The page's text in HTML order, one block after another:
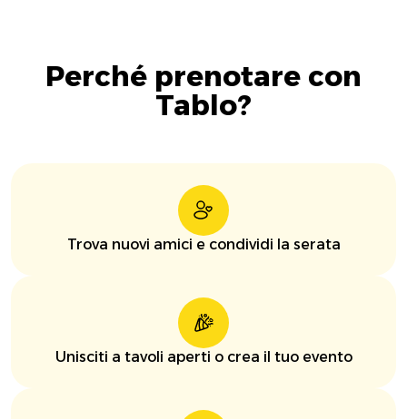
Perché prenotare con
Tablo?
Trova nuovi amici e condividi la serata
Unisciti a tavoli aperti o crea il tuo evento